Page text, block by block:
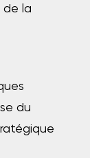
de la
du